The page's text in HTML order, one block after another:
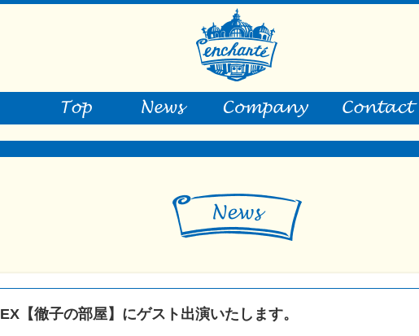
EX【徹子の部屋】にゲスト出演いたします。